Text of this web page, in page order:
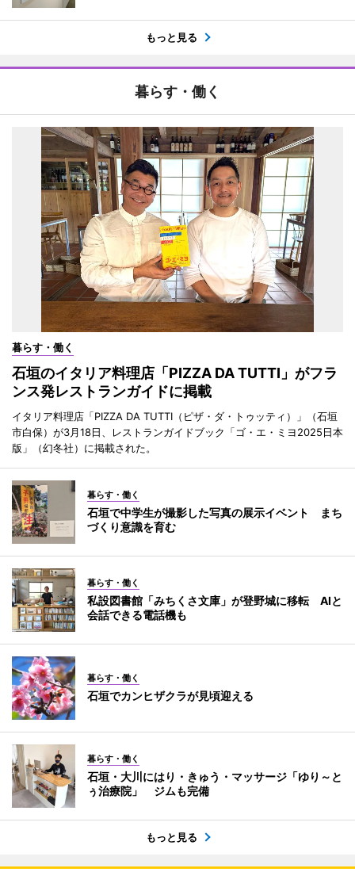
もっと見る
暮らす・働く
暮らす・働く
石垣のイタリア料理店「PIZZA DA TUTTI」がフラ
ンス発レストランガイドに掲載
イタリア料理店「PIZZA DA TUTTI（ピザ・ダ・トゥッティ）」（石垣
市白保）が3月18日、レストランガイドブック「ゴ・エ・ミヨ2025日本
版」（幻冬社）に掲載された。
暮らす・働く
石垣で中学生が撮影した写真の展示イベント まち
づくり意識を育む
暮らす・働く
私設図書館「みちくさ文庫」が登野城に移転 AIと
会話できる電話機も
暮らす・働く
石垣でカンヒザクラが見頃迎える
暮らす・働く
石垣・大川にはり・きゅう・マッサージ「ゆり～と
ぅ治療院」 ジムも完備
もっと見る